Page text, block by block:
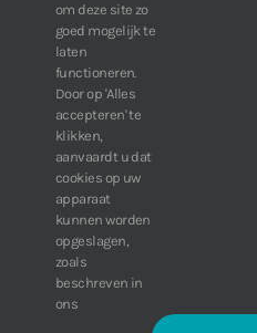
TOP DOWNLOADS
Software IDIS
160.74 MB
Software IDIS
13.87 MB
» Bekijk meer downloads
om deze site zo
goed mogelijk te
laten
functioneren.
Door op 'Alles
accepteren' te
klikken,
aanvaardt u dat
cookies op uw
apparaat
kunnen worden
opgeslagen,
zoals
beschreven in
ons